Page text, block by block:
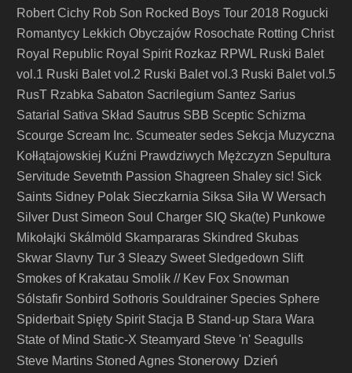
Robert Cichy Rob Son Rocked Boys Tour 2018 Rogucki
Romantycy Lekkich Obyczajów Rosochate Rotting Christ
Royal Republic Royal Spirit Rozkaz RPWL Ruski Balet
vol.1 Ruski Balet vol.2 Ruski Balet vol.3 Ruski Balet vol.5
RusT Rzabka Sabaton Sacrilegium Santez Sarius
Satarial Sativa Skład Sautrus SBB Sceptic Schizma
Scourge Scream Inc. Scumeater sedes Sekcja Muzyczna
Kołłątajowskiej Kuźni Prawdziwych Mężczyzn Sepultura
Servitude Sevetnth Passion Shagreen Shaley sic! Sick
Saints Sidney Polak Sieczkarnia Siksa Siła W Wersach
Silver Dust Simeon Soul Charger SIQ Ska(te) Punkowe
Mikołajki Skálmöld Skampararas Skindred Skubas
Skwar Slavny Tur 3 Sleazy Sweet Sledgedown Slift
Smokes of Krakatau Smolik // Kev Fox Snowman
Sólstafir Sonbird Sothoris Souldrainer Species Sphere
Spiderbait Spięty Spirit Stacja B Stand-up Stara Wara
State of Mind Static-X Steamyard Steve 'n' Seagulls
Steve Martins Stoned Agnes Stonerowy Dzień